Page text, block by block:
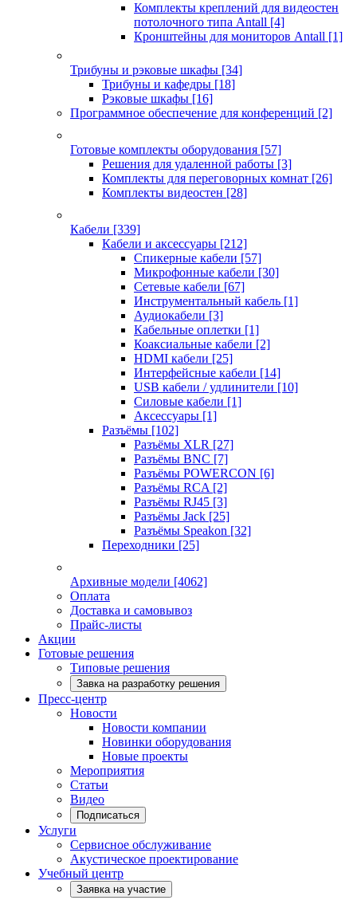
Комплекты креплений для видеостен
потолочного типа Antall [4]
Кронштейны для мониторов Antall [1]
Трибуны и рэковые шкафы [34]
Трибуны и кафедры [18]
Рэковые шкафы [16]
Программное обеспечение для конференций [2]
Готовые комплекты оборудования [57]
Решения для удаленной работы [3]
Комплекты для переговорных комнат [26]
Комплекты видеостен [28]
Кабели [339]
Кабели и аксессуары [212]
Спикерные кабели [57]
Микрофонные кабели [30]
Сетевые кабели [67]
Инструментальный кабель [1]
Аудиокабели [3]
Кабельные оплетки [1]
Коаксиальные кабели [2]
HDMI кабели [25]
Интерфейсные кабели [14]
USB кабели / удлинители [10]
Силовые кабели [1]
Аксессуары [1]
Разъёмы [102]
Разъёмы XLR [27]
Разъёмы BNC [7]
Разъёмы POWERCON [6]
Разъёмы RCA [2]
Разъёмы RJ45 [3]
Разъёмы Jack [25]
Разъёмы Speakon [32]
Переходники [25]
Архивные модели [4062]
Оплата
Доставка и самовывоз
Прайс-листы
Акции
Готовые решения
Типовые решения
Завка на разработку решения
Пресс-центр
Новости
Новости компании
Новинки оборудования
Новые проекты
Мероприятия
Статьи
Видео
Подписаться
Услуги
Сервисное обслуживание
Акустическое проектирование
Учебный центр
Заявка на участие